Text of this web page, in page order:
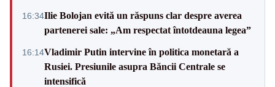
16:34Ilie Bolojan evită un răspuns clar despre averea
partenerei sale: „Am respectat întotdeauna legea”
16:14Vladimir Putin intervine în politica monetară a
Rusiei. Presiunile asupra Băncii Centrale se
intensifică